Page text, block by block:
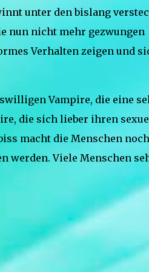
unter den bislang
nun nicht mehr gezwungen
Verhalten zeigen und
Vampire, die eine
die sich lieber ihren
macht die Menschen noch
werden. Viele Menschen